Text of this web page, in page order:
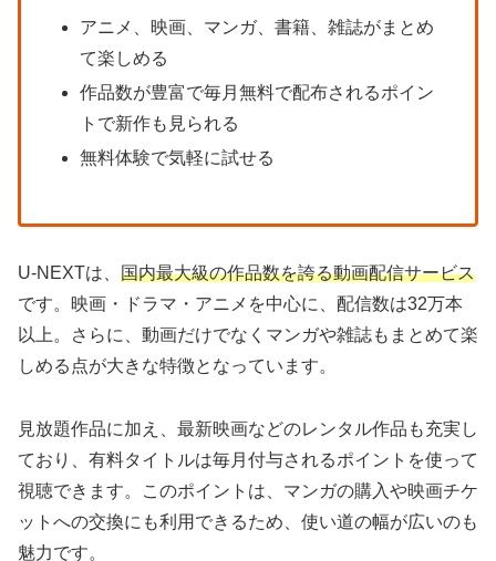
アニメ、映画、マンガ、書籍、雑誌がまとめ
て楽しめる
作品数が豊富で毎月無料で配布されるポイン
トで新作も見られる
無料体験で気軽に試せる
U-NEXTは、 国内最大級の作品数を誇る動画配信サービス
です。映画・ドラマ・アニメを中心に、配信数は32万本
以上。さらに、動画だけでなくマンガや雑誌もまとめて楽
しめる点が大きな特徴となっています。
見放題作品に加え、最新映画などのレンタル作品も充実し
ており、有料タイトルは毎月付与されるポイントを使って
視聴できます。このポイントは、マンガの購入や映画チケ
ットへの交換にも利用できるため、使い道の幅が広いのも
魅力です。